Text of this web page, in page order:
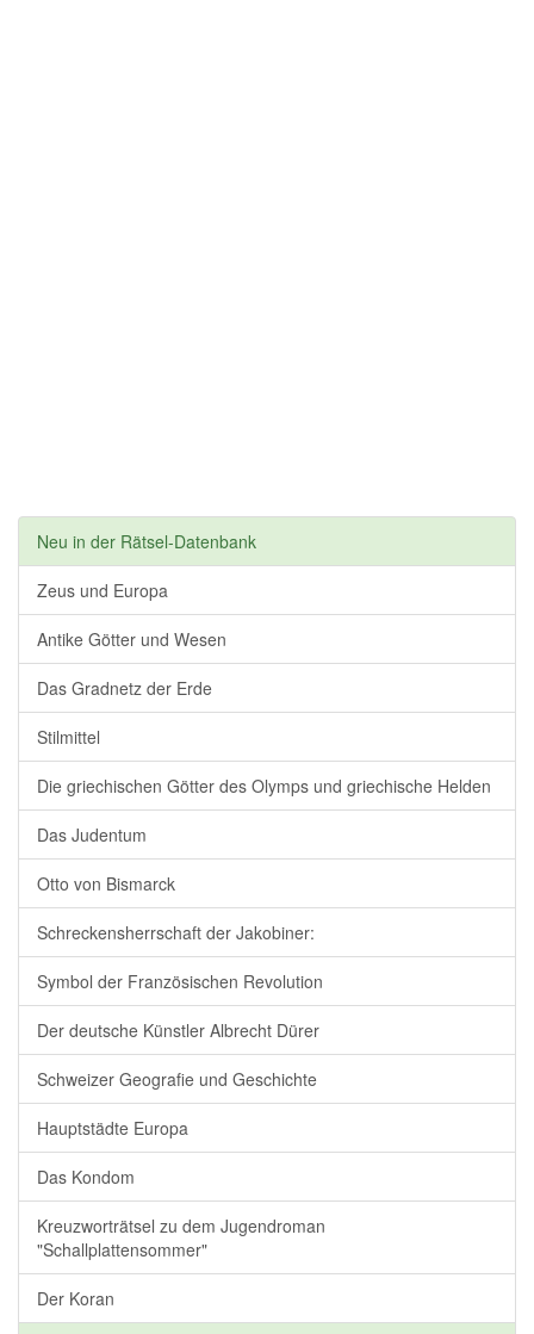
Neu in der Rätsel-Datenbank
Zeus und Europa
Antike Götter und Wesen
Das Gradnetz der Erde
Stilmittel
Die griechischen Götter des Olymps und griechische Helden
Das Judentum
Otto von Bismarck
Schreckensherrschaft der Jakobiner:
Symbol der Französischen Revolution
Der deutsche Künstler Albrecht Dürer
Schweizer Geografie und Geschichte
Hauptstädte Europa
Das Kondom
Kreuzworträtsel zu dem Jugendroman
"Schallplattensommer"
Der Koran